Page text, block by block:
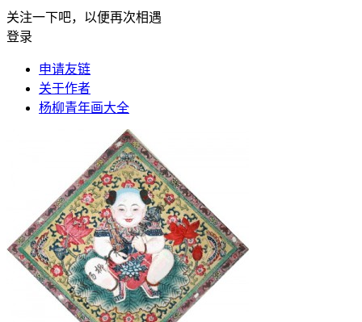
关注一下吧，以便再次相遇
登录
申请友链
关于作者
杨柳青年画大全